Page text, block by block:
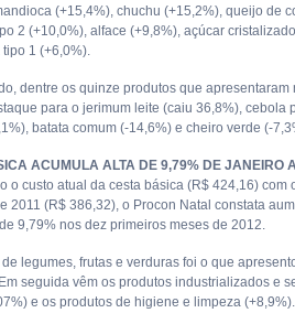
(+15,4%), chuchu (+15,2%), queijo de
2 (+10,0%), alface (+9,8%), açúcar
1 (+6,0%).
dentre os quinze produtos que
para o jerimum leite (caiu 36,8%), cebola
batata comum (-14,6%) e cheiro verde (-
ACUMULA ALTA DE 9,79% DE JANEIRO
o custo atual da cesta básica (R$ 424,16) com
2011 (R$ 386,32), o Procon Natal constata
9,79% nos dez primeiros meses de 2012.
legumes, frutas e verduras foi o que
seguida vêm os produtos industrializados e
e os produtos de higiene e limpeza (+8,9%).